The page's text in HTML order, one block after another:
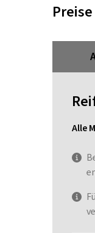
Alle